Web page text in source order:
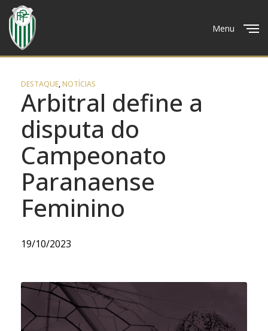
Menu
DESTAQUE,NOTÍCIAS
Arbitral define a
disputa do
Campeonato
Paranaense
Feminino
19/10/2023